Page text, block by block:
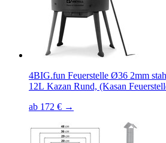
4BIG.fun Feuerstelle Ø36 2mm
12L Kazan Rund, (Kasan
ab 172 € →